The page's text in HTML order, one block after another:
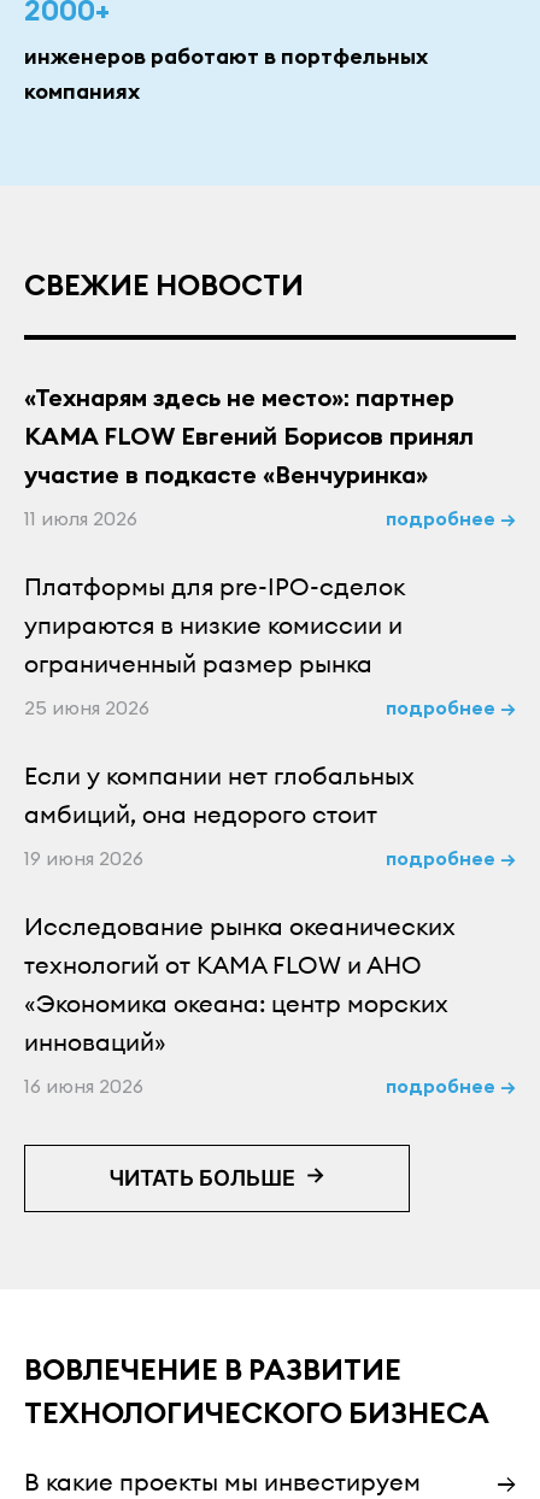
2000+
инженеров работают в портфельных
компаниях
СВЕЖИЕ НОВОСТИ
«Технарям здесь не место»: партнер
KAMA FLOW Евгений Борисов принял
участие в подкасте «Венчуринка»
11 июля 2026 подробнее →
Платформы для pre-IPO-сделок
упираются в низкие комиссии и
ограниченный размер рынка
25 июня 2026 подробнее →
Если у компании нет глобальных
амбиций, она недорого стоит
19 июня 2026 подробнее →
Исследование рынка океанических
технологий от KAMA FLOW и АНО
«Экономика океана: центр морских
инноваций»
16 июня 2026 подробнее →
ЧИТАТЬ БОЛЬШЕ →
ВОВЛЕЧЕНИЕ В РАЗВИТИЕ
ТЕХНОЛОГИЧЕСКОГО БИЗНЕСА
В какие проекты мы инвестируем
→